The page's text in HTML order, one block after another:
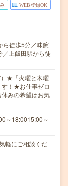
WEB登録OK
ら徒歩5分／味鋺
／上飯田駅から徒
）★「火曜と木曜
す！★お仕事ゼロ
みの希望はお気
～18:0015:00～
軽にご相談くだ